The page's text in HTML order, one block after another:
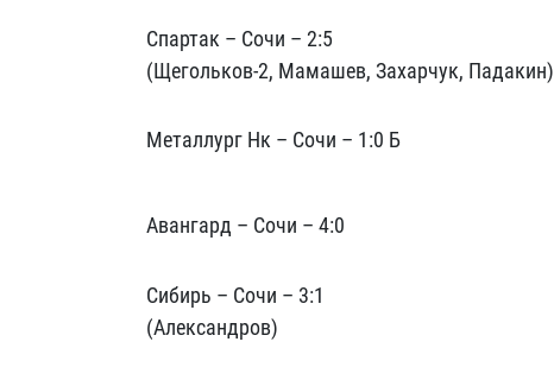
Спартак – Сочи – 2:5
(Щегольков-2, Мамашев, Захарчук, Падакин)
Металлург Нк – Сочи – 1:0 Б
Авангард – Сочи – 4:0
Сибирь – Сочи – 3:1
(Александров)